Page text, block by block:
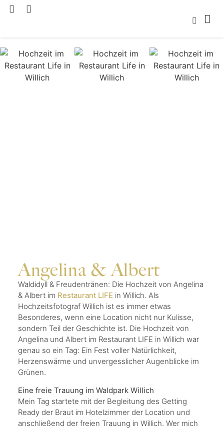
Angelina & Albert
Waldidyll & Freudentränen: Die Hochzeit von Angelina
& Albert im Restaurant LIFE in Willich. Als
Hochzeitsfotograf Willich ist es immer etwas
Besonderes, wenn eine Location nicht nur Kulisse,
sondern Teil der Geschichte ist. Die Hochzeit von
Angelina und Albert im Restaurant LIFE in Willich war
genau so ein Tag: Ein Fest voller Natürlichkeit,
Herzenswärme und unvergesslicher Augenblicke im
Grünen.
Eine freie Trauung im Waldpark Willich
Mein Tag startete mit der Begleitung des Getting
Ready der Braut im Hotelzimmer der Location und
anschließend der freien Trauung in Willich. Wer mich